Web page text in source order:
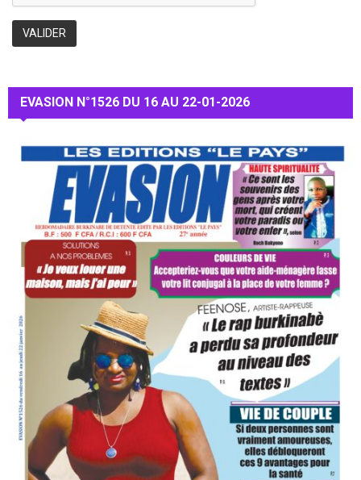
EVASION N°1526 DU 16 AU 22-01-2026